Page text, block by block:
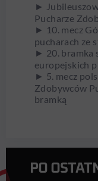
►
Pucharze
► 10. mecz
pucharach ze
► 20. bramka
europejskich
► 5. mecz
Zdobywców
bramką
PO